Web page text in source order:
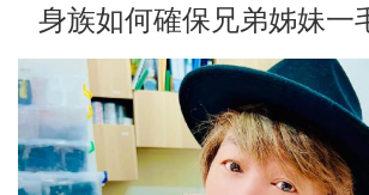
身族如何確保兄弟姊妹一